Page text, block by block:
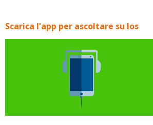
Scarica l'app per ascoltare su Ios